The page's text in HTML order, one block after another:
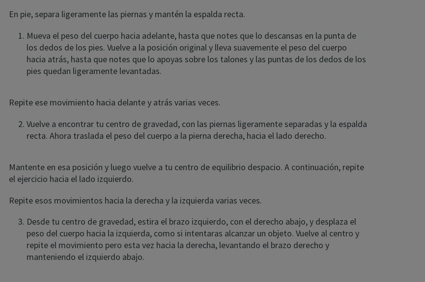
En pie, separa ligeramente las piernas y mantén la espalda recta.
Mueva el peso del cuerpo hacia adelante, hasta que notes que lo descansas en la punta de
los dedos de los pies. Vuelve a la posición original y lleva suavemente el peso del cuerpo
hacia atrás, hasta que notes que lo apoyas sobre los talones y las puntas de los dedos de los
pies quedan ligeramente levantadas.
Repite ese movimiento hacia delante y atrás varias veces.
Vuelve a encontrar tu centro de gravedad, con las piernas ligeramente separadas y la espalda
recta. Ahora traslada el peso del cuerpo a la pierna derecha, hacia el lado derecho.
Mantente en esa posición y luego vuelve a tu centro de equilibrio despacio. A continuación, repite
el ejercicio hacia el lado izquierdo.
Repite esos movimientos hacia la derecha y la izquierda varias veces.
Desde tu centro de gravedad, estira el brazo izquierdo, con el derecho abajo, y desplaza el
peso del cuerpo hacia la izquierda, como si intentaras alcanzar un objeto. Vuelve al centro y
repite el movimiento pero esta vez hacia la derecha, levantando el brazo derecho y
manteniendo el izquierdo abajo.